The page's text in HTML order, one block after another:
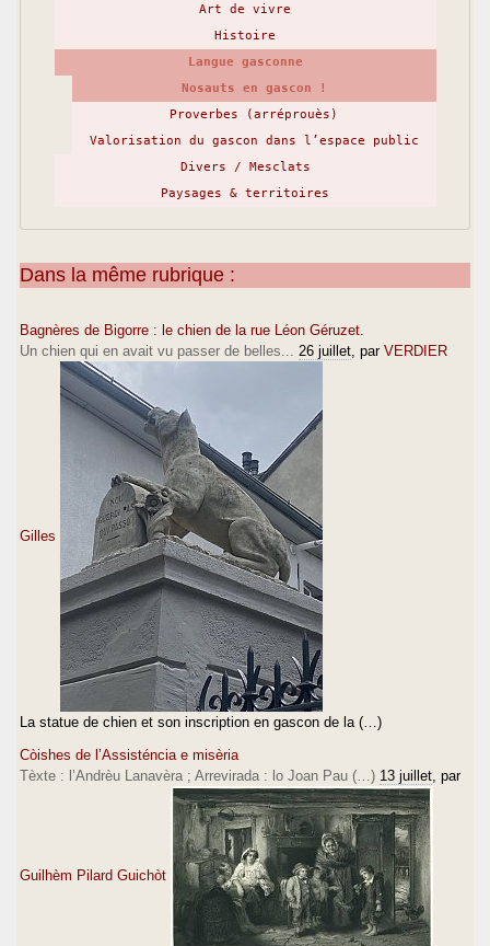
Art de vivre
Histoire
Langue gasconne
Nosauts en gascon !
Proverbes (arréprouès)
Valorisation du gascon dans l’espace public
Divers / Mesclats
Paysages & territoires
Dans la même rubrique :
Bagnères de Bigorre : le chien de la rue Léon Géruzet.
Un chien qui en avait vu passer de belles...
26 juillet , par VERDIER
Gilles
La statue de chien et son inscription en gascon de la (…)
Còishes de l’Assisténcia e misèria
Tèxte : l’Andrèu Lanavèra ; Arrevirada : lo Joan Pau (…) 13 juillet , par
Guilhèm Pilard Guichòt